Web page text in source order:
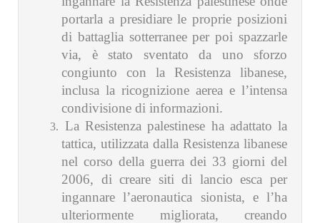
portarla a presidiare le proprie posizioni
di battaglia sotterranee per poi spazzarle
via, è stato sventato da uno sforzo
congiunto con la Resistenza libanese,
inclusa la ricognizione aerea e l’intensa
condivisione di informazioni.
La Resistenza palestinese ha adattato la
tattica, utilizzata dalla Resistenza libanese
nel corso della guerra dei 33 giorni del
2006, di creare siti di lancio esca per
ingannare l’aeronautica sionista, e l’ha
ulteriormente migliorata, creando